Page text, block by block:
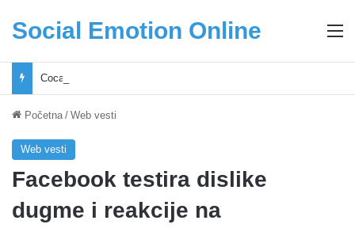
Social Emotion Online
Početna / Web vesti
Web vesti
Facebook testira dislike
dugme i reakcije na